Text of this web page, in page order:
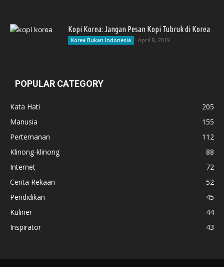
Kopi Korea: Jangan Pesan Kopi Tubruk di Korea
Korea Bukan Indonesia April 8, 2019
POPULAR CATEGORY
Kata Hati
205
Manusia
155
Pertemanan
112
Klinong-klinong
88
Internet
72
Cerita Rekaan
52
Pendidikan
45
Kuliner
44
Inspirator
43